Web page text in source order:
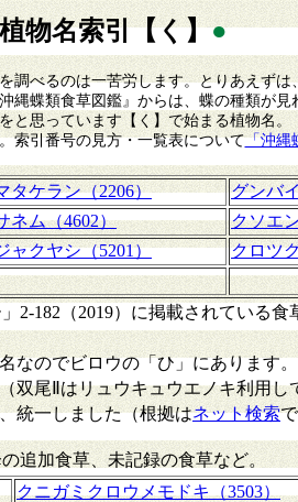
物名索引【く】●
べるのは一苦労します。とりあえずは
蝶類食草図鑑』からは、蝶の種類が
思っています【く】で始まる植物名。
索引番号の見方・一覧表について「沖縄
タケラン（2206）
グンバ
ネム（4602） クソエ
ャクヤシ（5201）
クロツ
2-182（2019）に掲載されている食
のでビロウの「ひ」にあります。
尾Ⅱはリュウキュウエノキ利用し
統一しました（根拠はネット検索
追加食草、未記録の食草など。
クニガミクロウメモドキ（3503）